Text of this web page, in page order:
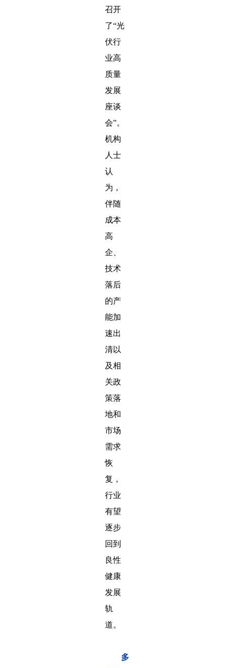
召开
了“光
伏行
业高
质量
发展
座谈
会”。
机构
人士
认
为，
伴随
成本
高
企、
技术
落后
的产
能加
速出
清以
及相
关政
策落
地和
市场
需求
恢
复，
行业
有望
逐步
回到
良性
健康
发展
轨
道。
多